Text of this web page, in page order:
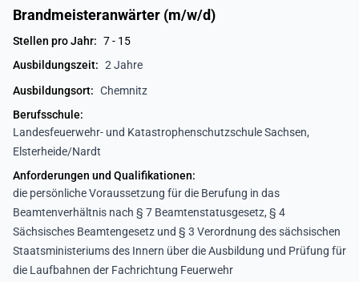
Brandmeisteranwärter (m/w/d)
Stellen pro Jahr: 7 - 15
Ausbildungszeit: 2 Jahre
Ausbildungsort: Chemnitz
Berufsschule:
Landesfeuerwehr- und Katastrophenschutzschule Sachsen,
Elsterheide/Nardt
Anforderungen und Qualifikationen:
die persönliche Voraussetzung für die Berufung in das
Beamtenverhältnis nach § 7 Beamtenstatusgesetz, § 4
Sächsisches Beamtengesetz und § 3 Verordnung des sächsischen
Staatsministeriums des Innern über die Ausbildung und Prüfung für
die Laufbahnen der Fachrichtung Feuerwehr